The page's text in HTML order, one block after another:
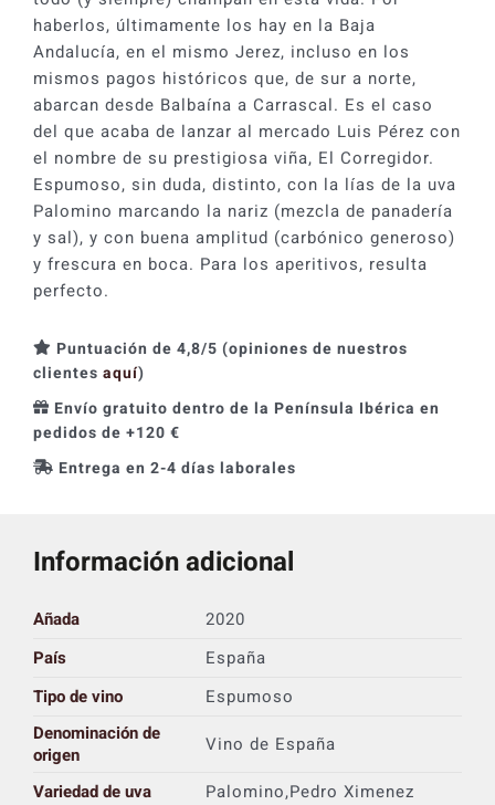
haberlos, últimamente los hay en la Baja
Andalucía, en el mismo Jerez, incluso en los
mismos pagos históricos que, de sur a norte,
abarcan desde Balbaína a Carrascal. Es el caso
del que acaba de lanzar al mercado Luis Pérez con
el nombre de su prestigiosa viña, El Corregidor.
Espumoso, sin duda, distinto, con la lías de la uva
Palomino marcando la nariz (mezcla de panadería
y sal), y con buena amplitud (carbónico generoso)
y frescura en boca. Para los aperitivos, resulta
perfecto.
Puntuación de 4,8/5 (opiniones de nuestros
clientes aquí)
Envío gratuito dentro de la Península Ibérica en
pedidos de +120 €
Entrega en 2-4 días laborales
Información adicional
Añada
2020
País
España
Tipo de vino
Espumoso
Denominación de
origen
Vino de España
Variedad de uva
Palomino,Pedro Ximenez